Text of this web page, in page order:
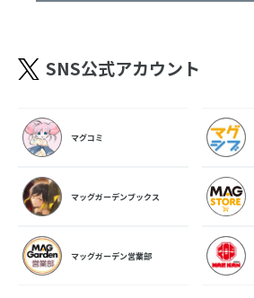
SNS公式アカウント
マグコミ
マッグガーデンブックス
マッグガーデン営業部